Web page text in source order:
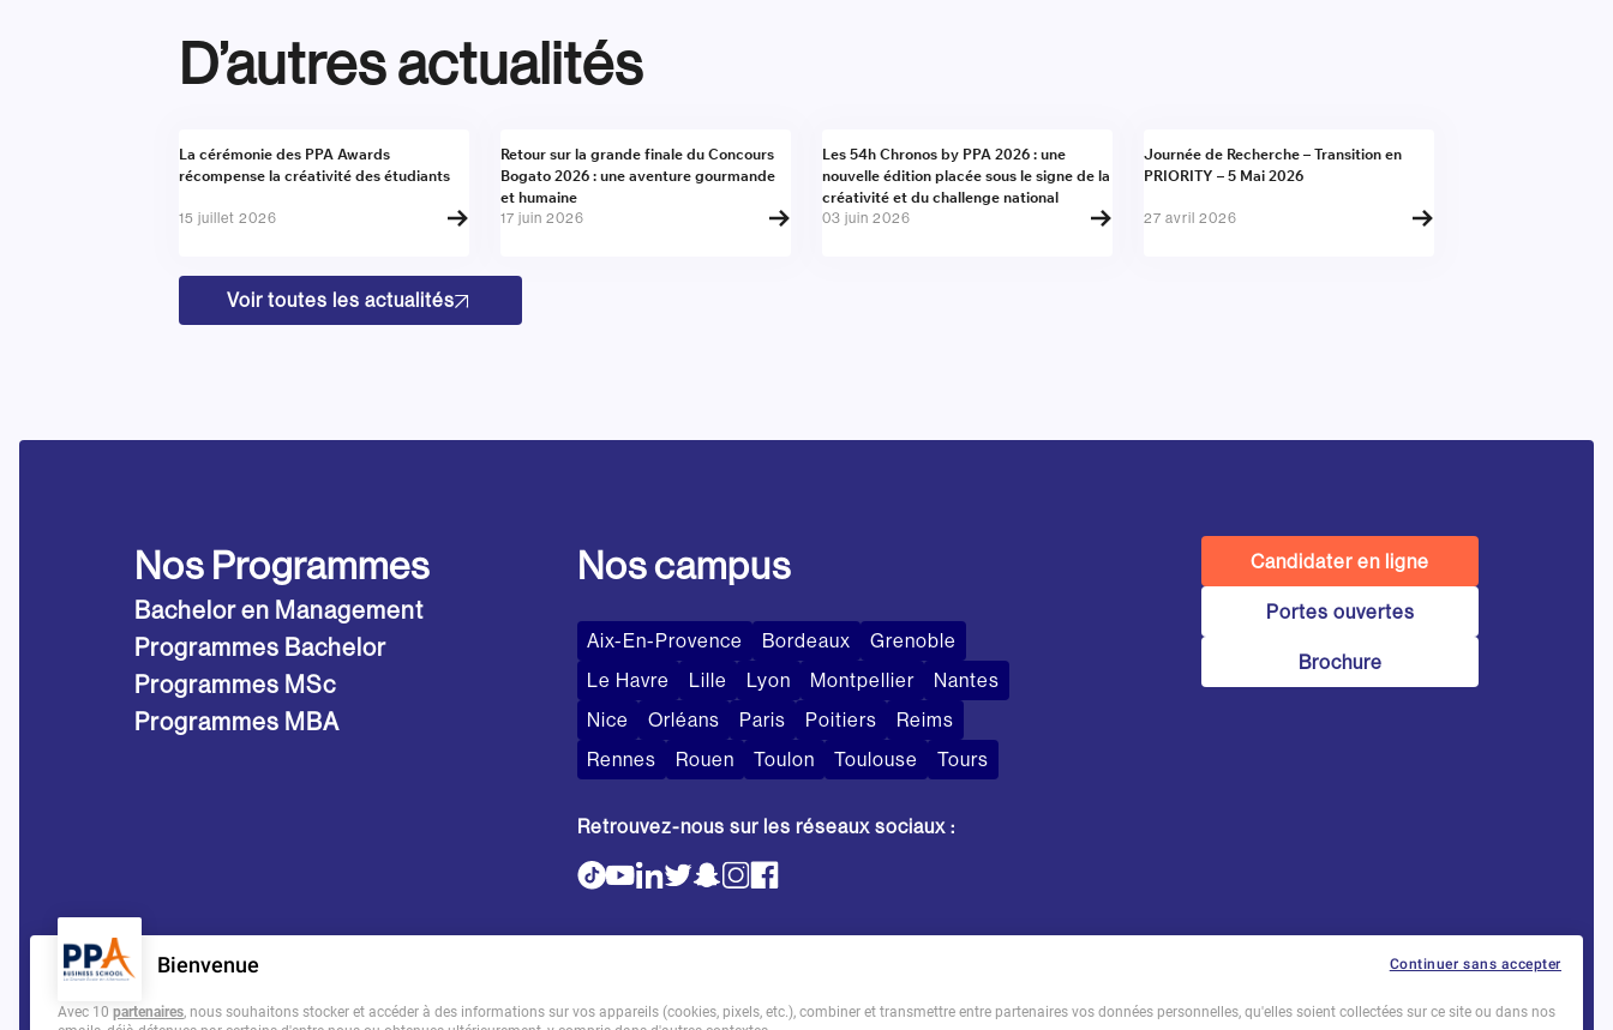
D’autres actualités
Actualité
La cérémonie des PPA Awards
récompense la créativité des étudiants
15 juillet 2026
Actualité
Retour sur la grande finale du Concours
Bogato 2026 : une aventure gourmande
et humaine
17 juin 2026
Actualité
Les 54h Chronos by PPA 2026 : une
nouvelle édition placée sous le signe de la
créativité et du challenge national
03 juin 2026
Actualité
Journée de Recherche – Transition en
PRIORITY – 5 Mai 2026
27 avril 2026
Voir toutes les actualités
Nos Programmes
Bachelor en Management
Programmes Bachelor
Programmes MSc
Programmes MBA
Nos campus
Aix-En-Provence Bordeaux
Grenoble
Le Havre
Lille Lyon Montpellier
Nantes
Nice
Orléans Paris Poitiers
Reims
Rennes
Rouen Toulon Toulouse Tours
Retrouvez-nous sur les réseaux sociaux :
Candidater en ligne
Portes ouvertes
Brochure
Établissement d’Enseignement
Supérieur Technique Privé
Dernière mise à jour : Novembre 2025
Continuer sans accepter
Bienvenue
Avec 10 partenaires , nous souhaitons stocker et accéder à des informations sur vos appareils (cookies, pixels, etc.), combiner et transmettre entre partenaires vos données personnelles, qu'elles soient collectées sur ce site ou dans nos